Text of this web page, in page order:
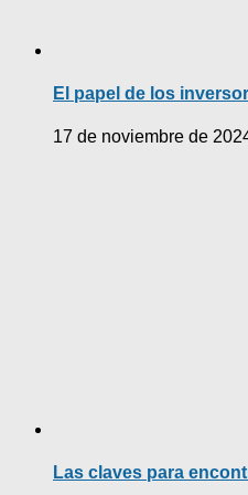
El papel de los
17 de noviembre de
Las claves para